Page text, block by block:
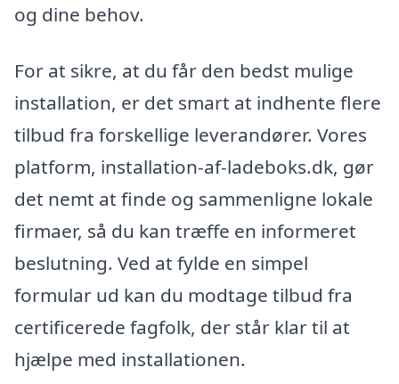
og dine behov.
For at sikre, at du får den bedst mulige
installation, er det smart at indhente flere
tilbud fra forskellige leverandører. Vores
platform, installation-af-ladeboks.dk, gør
det nemt at finde og sammenligne lokale
firmaer, så du kan træffe en informeret
beslutning. Ved at fylde en simpel
formular ud kan du modtage tilbud fra
certificerede fagfolk, der står klar til at
hjælpe med installationen.